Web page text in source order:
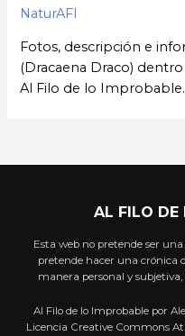
NaturAFI
Fotos, descripción e
(Dracaena Draco)
Al Filo de lo Improbable.
AL FILO DE
Esta web no pretende ser
pretende hacer una crónica
manera personal y subjetiva,
Al Filo de lo Improbable por
Licencia Creative Commons